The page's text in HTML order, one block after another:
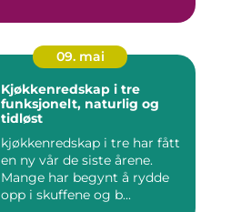
09. mai
Kjøkkenredskap i tre
funksjonelt, naturlig og
tidløst
kjøkkenredskap i tre har fått
en ny vår de siste årene.
Mange har begynt å rydde
opp i skuffene og b...